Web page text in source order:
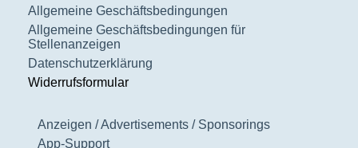
Allgemeine Geschäftsbedingungen
Allgemeine Geschäftsbedingungen für
Stellenanzeigen
Datenschutzerklärung
Widerrufsformular
Anzeigen / Advertisements / Sponsorings
App-Support